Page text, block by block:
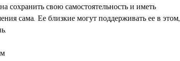
сохранить свою самостоятельность и иметь
сама. Ее близкие могут поддерживать ее в этом,